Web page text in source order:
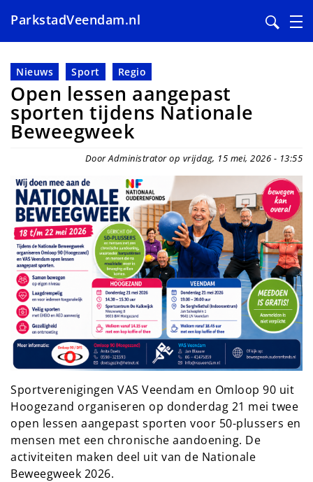
en
naar
de
inhoud
gaan
ParkstadVeendam.nl
Nieuws Sport Regio
Open lessen aangepast
sporten tijdens Nationale
Beweegweek
Door Administrator op vrijdag, 15 mei, 2026 - 13:55
Sportverenigingen VAS Veendam en Omloop 90 uit
Hoogezand organiseren op donderdag 21 mei twee
open lessen aangepast sporten voor 50-plussers en
mensen met een chronische aandoening. De
activiteiten maken deel uit van de Nationale
Beweegweek 2026.